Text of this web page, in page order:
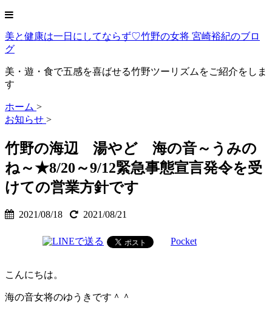
美と健康は一日にしてならず♡竹野の女将 宮崎裕紀のブロ
グ
美・遊・食で五感を喜ばせる竹野ツーリズムをご紹介をしま
す
ホーム >
お知らせ >
竹野の海辺 湯やど 海の音～うみの
ね～★8/20～9/12緊急事態宣言発令を受
けての営業方針です
2021/08/18 2021/08/21
Pocket
こんにちは。
海の音女将のゆうきです＾＾